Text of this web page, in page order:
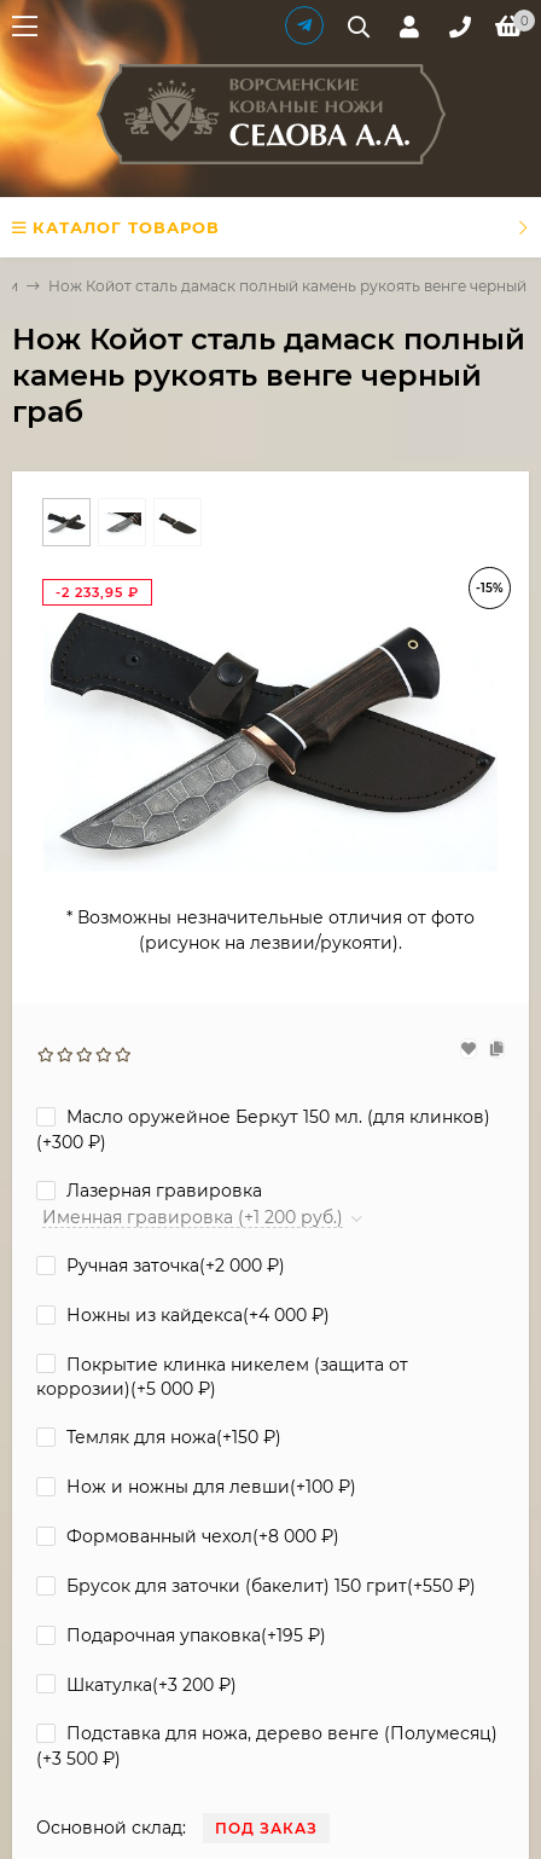
0
КАТАЛОГ ТОВАРОВ
Нож Койот сталь дамаск полный камень рукоять венге черный
Нож Койот сталь дамаск полный
камень рукоять венге черный
граб
-15%
-2 233,95 ₽
* Возможны незначительные отличия от фото
(рисунок на лезвии/рукояти).
Масло оружейное Беркут 150 мл. (для клинков)
(+300 ₽)
Лазерная гравировка
Именная гравировка (+1 200 руб.)
Ручная заточка(+2 000 ₽)
Ножны из кайдекса(+4 000 ₽)
Покрытие клинка никелем (защита от
коррозии)(+5 000 ₽)
Темляк для ножа(+150 ₽)
Нож и ножны для левши(+100 ₽)
Формованный чехол(+8 000 ₽)
Брусок для заточки (бакелит) 150 грит(+550 ₽)
Подарочная упаковка(+195 ₽)
Шкатулка(+3 200 ₽)
Подставка для ножа, дерево венге (Полумесяц)
(+3 500 ₽)
Основной склад: ПОД ЗАКАЗ